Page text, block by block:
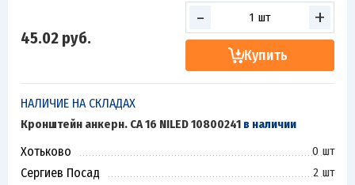
45.02 руб.
- +
Купить
НАЛИЧИЕ НА СКЛАДАХ
Кронштейн анкерн. CA 16 NILED 10800241 в наличии
Хотьково 0 шт
Сергиев Посад 2 шт